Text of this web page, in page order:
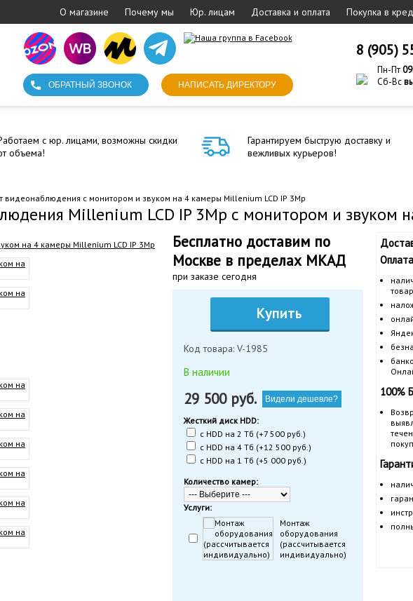
О магазине Почему мы Юр. лицам Доставка и оплата Покупка в
ОБРАТНЫЙ ЗВОНОК НАПИСАТЬ ДИРЕКТОРУ
8 (905)
Пн-Пт
Сб-Вс
с юр. лицами, возможны скидки
объема!
Гарантируем быструю доставку и
вежливых курьеров!
с монитором и звуком на 4 камеры Millenium LCD IP 3Mp
Millenium LCD IP 3Mp с монитором и звуком
Бесплатно доставим по
Москве в пределах МКАД
при заказе сегодня
Купить
Код товара: V-1985
В наличии
29 500 руб. Видели дешевле?
Жесткий диск HDD:
с HDD на 2 Тб (+7 500 руб.)
с HDD на 4 Тб (+12 500 руб.)
с HDD на 1 Тб (+5 000 руб.)
Количество камер:
Услуги:
Монтаж
оборудования
(рассчитывается
индивидуально)
100%